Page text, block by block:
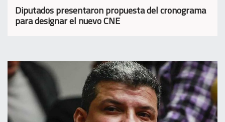
Diputados presentaron propuesta del cronograma
para designar el nuevo CNE